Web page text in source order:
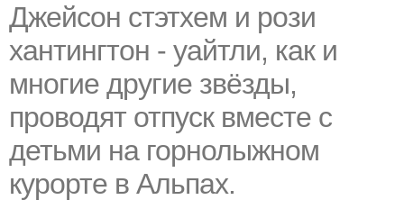
Джейсон стэтхем и рози
хантингтон - уайтли, как и
многие другие звёзды,
проводят отпуск вместе с
детьми на горнолыжном
курорте в Альпах.